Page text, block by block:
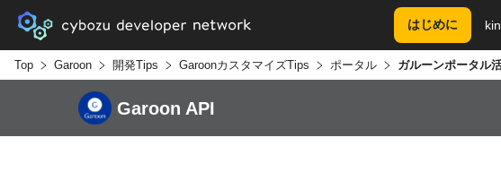
はじめに
Top Garoon 開発Tips GaroonカスタマイズTips ポータル
Garoon API